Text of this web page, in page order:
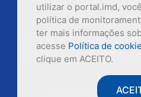
utilizar o portal.imd,
política de
ter mais informações
acesse Política de
clique em ACEITO.
Siga o IMD